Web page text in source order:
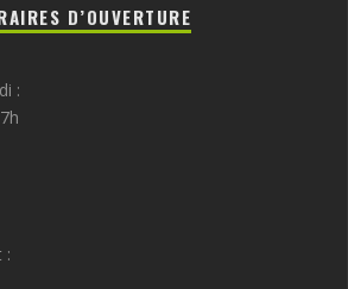
D’OUVERTURE
:
: